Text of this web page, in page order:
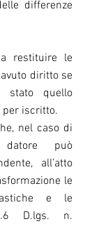
differenze
a restituire le
diritto se
stato quello
per iscritto.
nel caso di
può
all’atto
le
e le
D.lgs. n.